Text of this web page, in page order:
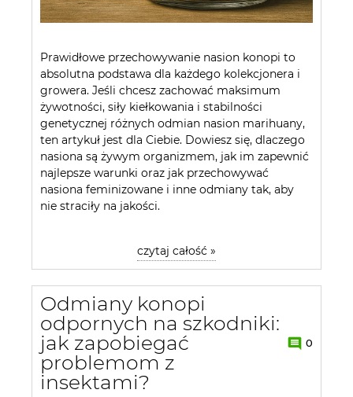
Prawidłowe przechowywanie nasion konopi to
absolutna podstawa dla każdego kolekcjonera i
growera. Jeśli chcesz zachować maksimum
żywotności, siły kiełkowania i stabilności
genetycznej różnych odmian nasion marihuany,
ten artykuł jest dla Ciebie. Dowiesz się, dlaczego
nasiona są żywym organizmem, jak im zapewnić
najlepsze warunki oraz jak przechowywać
nasiona feminizowane i inne odmiany tak, aby
nie straciły na jakości.
czytaj całość »
Odmiany konopi
odpornych na szkodniki:
jak zapobiegać
problemom z
insektami?
0